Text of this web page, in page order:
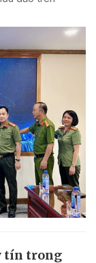
tín trong